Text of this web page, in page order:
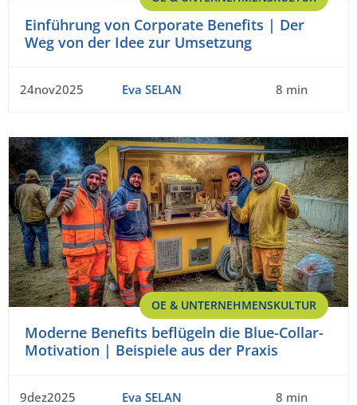
Einführung von Corporate Benefits | Der
Weg von der Idee zur Umsetzung
24nov2025 Eva SELAN 8 min
OE & UNTERNEHMENSKULTUR
Moderne Benefits beflügeln die Blue-Collar-
Motivation | Beispiele aus der Praxis
9dez2025 Eva SELAN 8 min